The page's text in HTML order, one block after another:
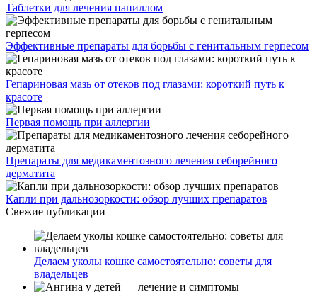
Таблетки для лечения папиллом
Эффективные препараты для борьбы с генитальным герпесом
Гепариновая мазь от отеков под глазами: короткий путь к
красоте
Первая помощь при аллергии
Препараты для медикаментозного лечения себорейного
дерматита
Капли при дальнозоркости: обзор лучших препаратов
Свежие публикации
Делаем уколы кошке самостоятельно: советы для
владельцев